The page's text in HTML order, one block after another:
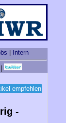
Intern
empfehlen
-